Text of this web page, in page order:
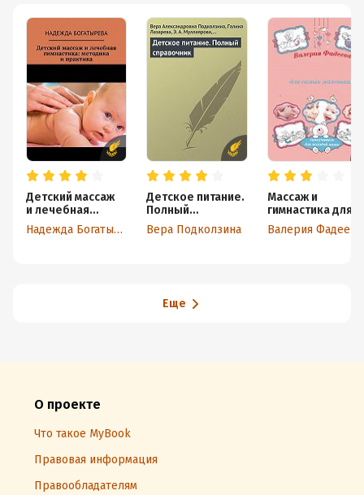
Детский массаж
и лечебная
гимнастика:
методика
Надежда Богатырева
Детское питание.
Полный
справочник
Вера Подколзина
Массаж и
гимнастика для
самых маленьких
от рождения до
Валерия Фадеева
Еще
О проекте
Что такое MyBook
Правовая информация
Правообладателям